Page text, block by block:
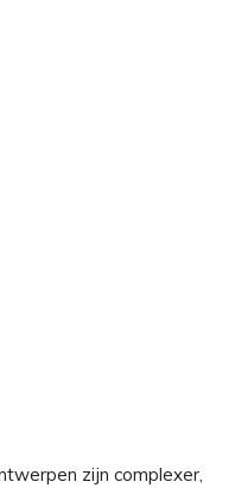
zijn complexer,